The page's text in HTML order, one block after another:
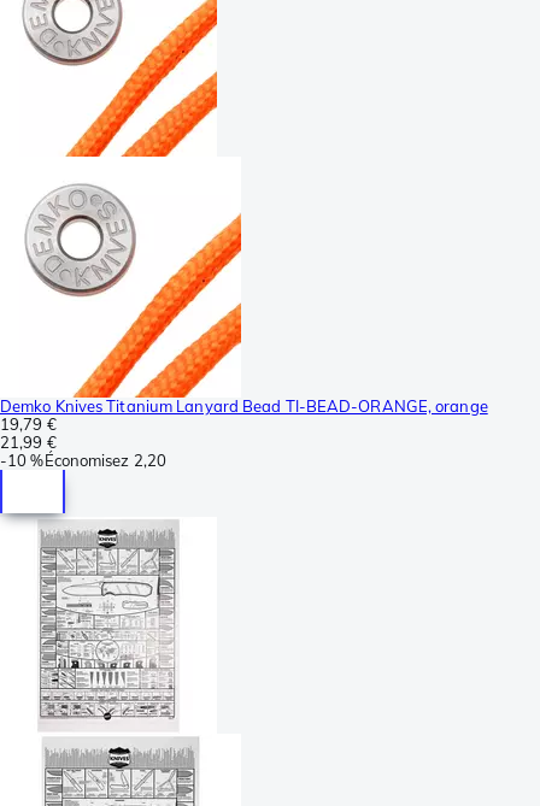
Demko Knives Titanium Lanyard Bead TI-BEAD-ORANGE, orange
19,79 €
21,99 €
-10 %Économisez 2,20